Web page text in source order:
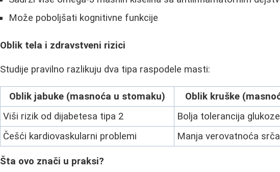
Može poboljšati kognitivne funkcije
Oblik tela i zdravstveni rizici
Studije pravilno razlikuju dva tipa raspodele masti:
Oblik jabuke (masnoća u stomaku)
Oblik kruške
Viši rizik od dijabetesa tipa 2
Bolja tolerancija glukoze
Češći kardiovaskularni problemi
Manja verovatnoća
Šta ovo znači u praksi?